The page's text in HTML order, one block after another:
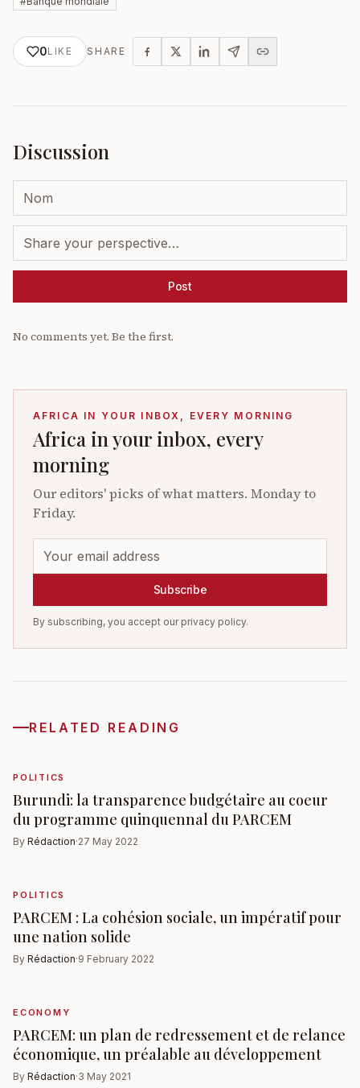
0LIKE SHARE
Discussion
Post
No comments yet. Be the first.
AFRICA IN YOUR INBOX, EVERY MORNING
Africa in your inbox, every
morning
Our editors' picks of what matters. Monday to
Friday.
Subscribe
By subscribing, you accept our privacy policy.
RELATED READING
POLITICS
Burundi: la transparence budgétaire au coeur
du programme quinquennal du PARCEM
By Rédaction·27 May 2022
POLITICS
PARCEM : La cohésion sociale, un impératif pour
une nation solide
By Rédaction·9 February 2022
ECONOMY
PARCEM: un plan de redressement et de relance
économique, un préalable au développement
By Rédaction·3 May 2021